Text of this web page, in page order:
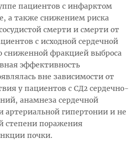
пациентов с инфарктом
а также снижением риска
смерти и смерти от
с исходной сердечной
сниженной фракцией выброса
эффективность
вне зависимости от
у пациентов с СД2 сердечно-
анамнеза сердечной
артериальной гипертонии и не
степени поражения
почки.